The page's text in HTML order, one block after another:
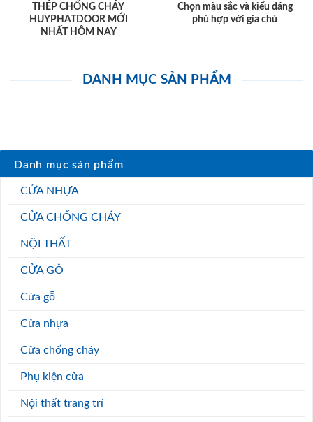
THÉP CHỐNG CHÁY
HUYPHATDOOR MỚI
NHẤT HÔM NAY
Chọn màu sắc và kiểu dáng
phù hợp với gia chủ
DANH MỤC SẢN PHẨM
Danh mục sản phẩm
CỬA NHỰA
CỬA CHỐNG CHÁY
NỘI THẤT
CỬA GỖ
Cửa gỗ
Cửa nhựa
Cửa chống cháy
Phụ kiện cửa
Nội thất trang trí